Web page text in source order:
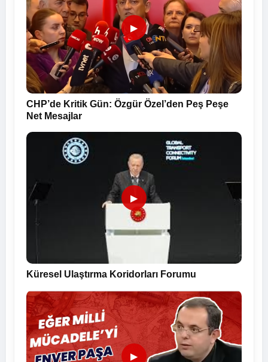
▶
CHP’de Kritik Gün: Özgür Özel’den Peş Peşe
Net Mesajlar
▶
Küresel Ulaştırma Koridorları Forumu
▶